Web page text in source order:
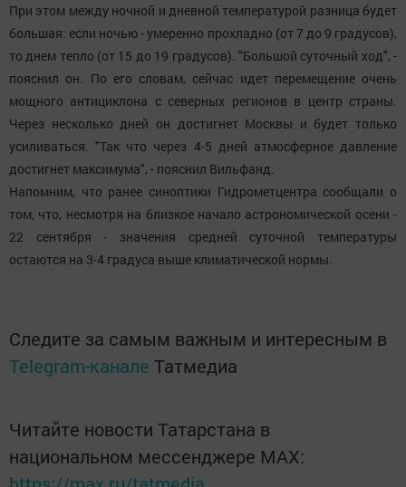
При этом между ночной и дневной температурой разница будет
большая: если ночью - умеренно прохладно (от 7 до 9 градусов),
то днем тепло (от 15 до 19 градусов). "Большой суточный ход", -
пояснил он. По его словам, сейчас идет перемещение очень
мощного антициклона с северных регионов в центр страны.
Через несколько дней он достигнет Москвы и будет только
усиливаться. "Так что через 4-5 дней атмосферное давление
достигнет максимума", - пояснил Вильфанд.
Напомним, что ранее синоптики Гидрометцентра сообщали о
том, что, несмотря на близкое начало астрономической осени -
22 сентября - значения средней суточной температуры
остаются на 3-4 градуса выше климатической нормы.
Следите за самым важным и интересным в
Telegram-канале Татмедиа
Читайте новости Татарстана в
национальном мессенджере MАХ: